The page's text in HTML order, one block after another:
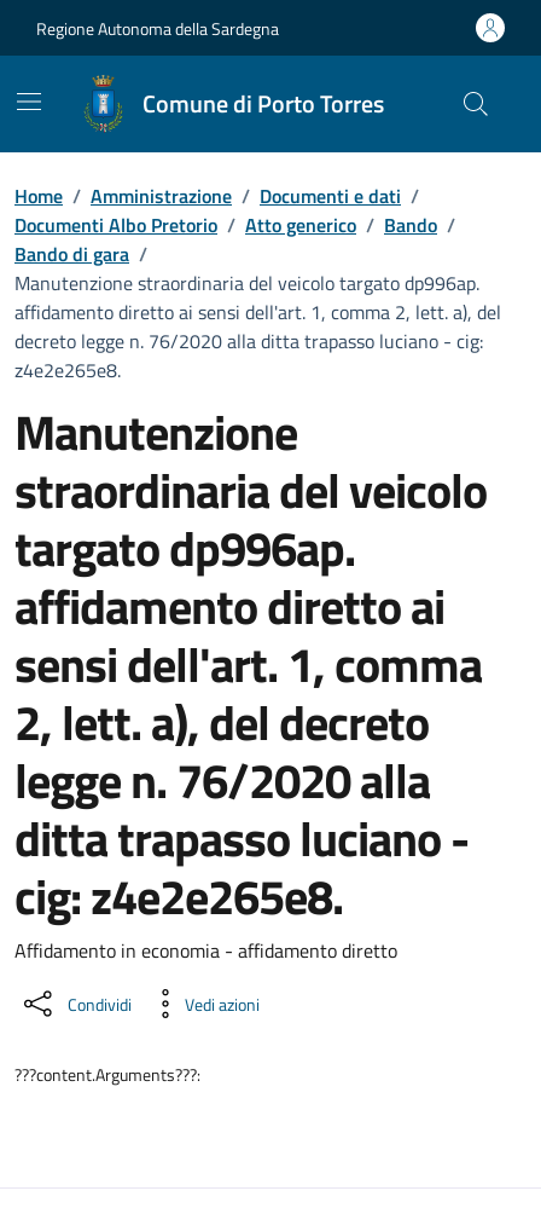
Regione Autonoma della Sardegna
Comune di Porto Torres
Home / Amministrazione / Documenti e dati /
Documenti Albo Pretorio / Atto generico / Bando /
Bando di gara /
Manutenzione straordinaria del veicolo targato dp996ap.
affidamento diretto ai sensi dell'art. 1, comma 2, lett. a), del
decreto legge n. 76/2020 alla ditta trapasso luciano - cig:
z4e2e265e8.
Manutenzione
straordinaria del veicolo
targato dp996ap.
affidamento diretto ai
sensi dell'art. 1, comma
2, lett. a), del decreto
legge n. 76/2020 alla
ditta trapasso luciano -
cig: z4e2e265e8.
Dettaglio del documento
Affidamento in economia - affidamento diretto
Condividi Vedi azioni
???content.Arguments???: